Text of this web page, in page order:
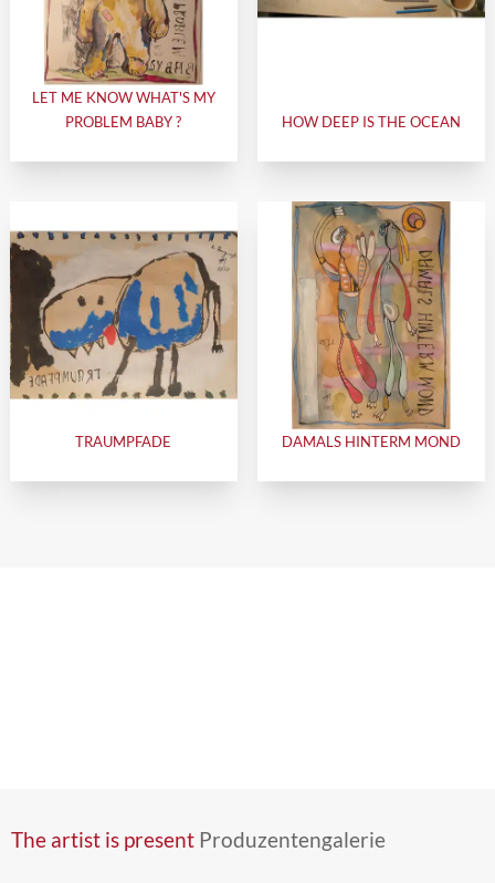
LET ME KNOW WHAT'S MY
PROBLEM BABY ?
HOW DEEP IS THE OCEAN
TRAUMPFADE DAMALS HINTERM MOND
The artist is present Produzentengalerie